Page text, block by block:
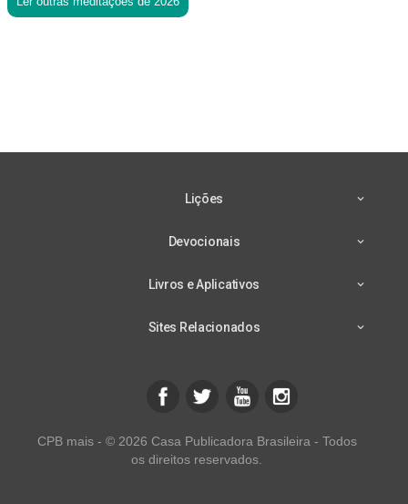
Lições
Devocionais
Livros e Aplicativos
Sites Relacionados
CPB mais - © 2026 Casa Publicadora Brasileira - Todos
os direitos reservados.